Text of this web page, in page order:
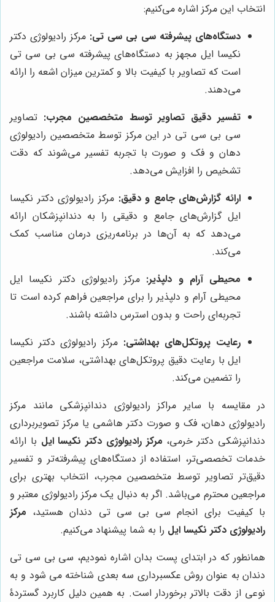
انتخاب این مرکز اشاره می‌کنیم:
دستگاه‌های پیشرفته سی بی سی تی: مرکز رادیولوژی دکتر
نکیسا ایل مجهز به دستگاه‌های پیشرفته سی بی سی تی
است که تصاویر با کیفیت بالا و کمترین میزان اشعه را ارائه
می‌دهند.
تفسیر دقیق تصاویر توسط متخصصین مجرب: تصاویر
سی بی سی تی در این مرکز توسط متخصصین رادیولوژی
دهان و فک و صورت با تجربه تفسیر می‌شوند که دقت
تشخیص را افزایش می‌دهد.
ارائه گزارش‌های جامع و دقیق: مرکز رادیولوژی دکتر نکیسا
ایل گزارش‌های جامع و دقیقی را به دندانپزشکان ارائه
می‌دهد که به آن‌ها در برنامه‌ریزی درمان مناسب کمک
می‌کند.
محیطی آرام و دلپذیر: مرکز رادیولوژی دکتر نکیسا ایل
محیطی آرام و دلپذیر را برای مراجعین فراهم کرده است تا
تجربه‌ای راحت و بدون استرس داشته باشند.
رعایت پروتکل‌های بهداشتی: مرکز رادیولوژی دکتر نکیسا
ایل با رعایت دقیق پروتکل‌های بهداشتی، سلامت مراجعین
را تضمین می‌کند.
در مقایسه با سایر مراکز رادیولوژی دندانپزشکی مانند مرکز
رادیولوژی دهان، فک و صورت دکتر هاشمی یا مرکز تصویربرداری
دندانپزشکی دکتر خرمی، مرکز رادیولوژی دکتر نکیسا ایل با ارائه
خدمات تخصصی‌تر، استفاده از دستگاه‌های پیشرفته‌تر و تفسیر
دقیق‌تر تصاویر توسط متخصصین مجرب، انتخاب بهتری برای
مراجعین محترم می‌باشد. اگر به دنبال یک مرکز رادیولوژی معتبر و
با کیفیت برای انجام سی بی سی تی دندان هستید، مرکز
رادیولوژی دکتر نکیسا ایل را به شما پیشنهاد می‌کنیم.
همانطور که در ابتدای پست بدان اشاره نمودیم، سی بی سی تی
دندان به عنوان روش عکسبرداری سه بعدی شناخته می شود و به
نوعی از دقت بالاتر برخوردار است. به همین دلیل کاربرد گستردۀ